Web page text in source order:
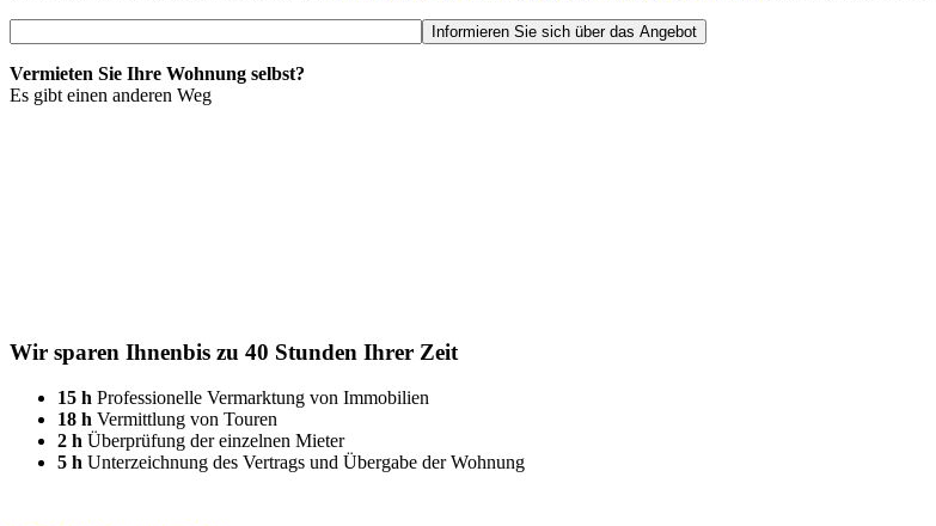
Vermieten Sie Ihre Wohnung selbst?
Es gibt einen anderen Weg
Wir sparen Ihnenbis zu 40 Stunden Ihrer Zeit
15 h Professionelle Vermarktung von Immobilien
18 h Vermittlung von Touren
2 h Überprüfung der einzelnen Mieter
5 h Unterzeichnung des Vertrags und Übergabe der Wohnung